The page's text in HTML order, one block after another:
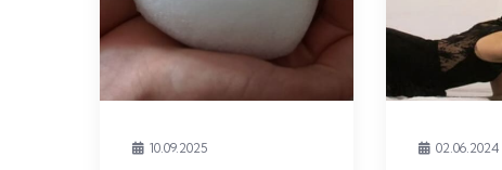
10.09.2025 02.06.2024